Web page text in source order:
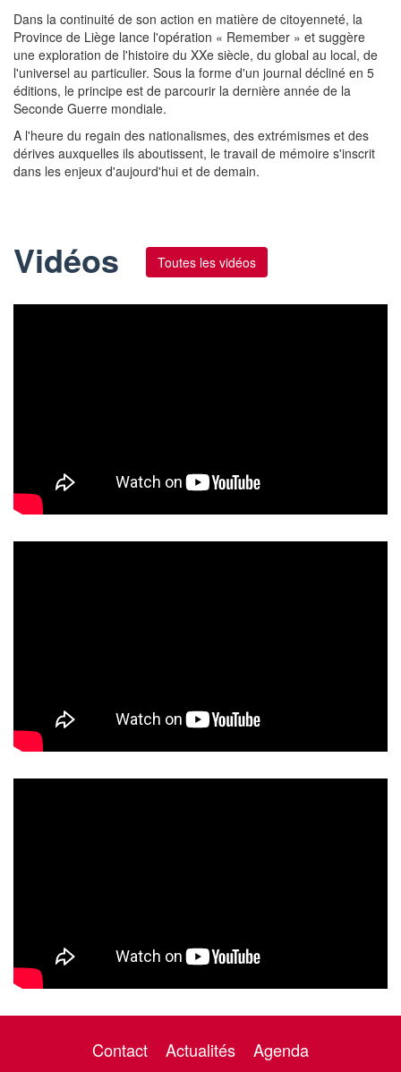
Dans la continuité de son action en matière de citoyenneté, la
Province de Liège lance l'opération « Remember » et suggère
une exploration de l'histoire du XXe siècle, du global au local, de
l'universel au particulier. Sous la forme d'un journal décliné en 5
éditions, le principe est de parcourir la dernière année de la
Seconde Guerre mondiale.
A l'heure du regain des nationalismes, des extrémismes et des
dérives auxquelles ils aboutissent, le travail de mémoire s'inscrit
dans les enjeux d'aujourd'hui et de demain.
Vidéos Toutes les vidéos
Contact Actualités Agenda